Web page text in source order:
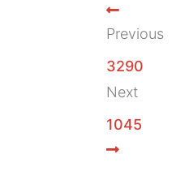
Previous
3290
Next
1045